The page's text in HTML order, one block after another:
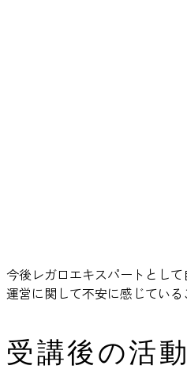
今後レガロエキスパートとし
運営に関して不安に感じてい
受講後の活